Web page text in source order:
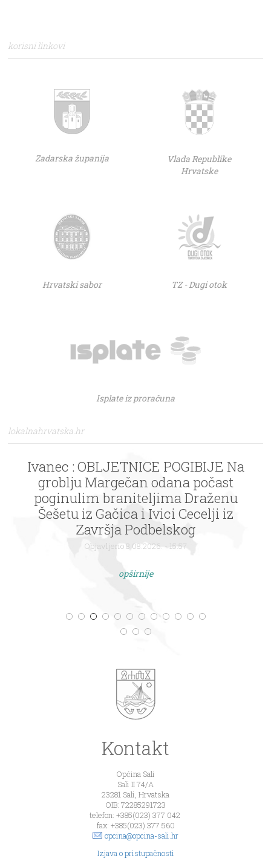
korisni linkovi
Zadarska županija
Vlada Republike
Hrvatske
Hrvatski sabor TZ - Dugi otok
Isplate iz proračuna
lokalnahrvatska.hr
Ivanec : OBLJETNICE POGIBIJE Na
groblju Margečan odana počast
poginulim braniteljima Draženu
Šešetu iz Gačica i Ivici Cecelji iz
Završja Podbelskog
Objavljeno 8.08.2026. - 15:57
opširnije
Kontakt
Općina Sali
Sali II 74/A
23281 Sali, Hrvatska
OIB: 72285291723
telefon: +385(023) 377 042
fax: +385(023) 377 560
opcina@opcina-sali.hr
Izjava o pristupačnosti